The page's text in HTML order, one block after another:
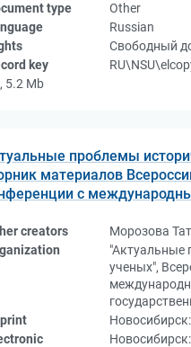
type
Other
Russian
Свободный
key
5.2 Mb
проблемы
материалов
с
creators
Морозова
"Актуальные
ученых",